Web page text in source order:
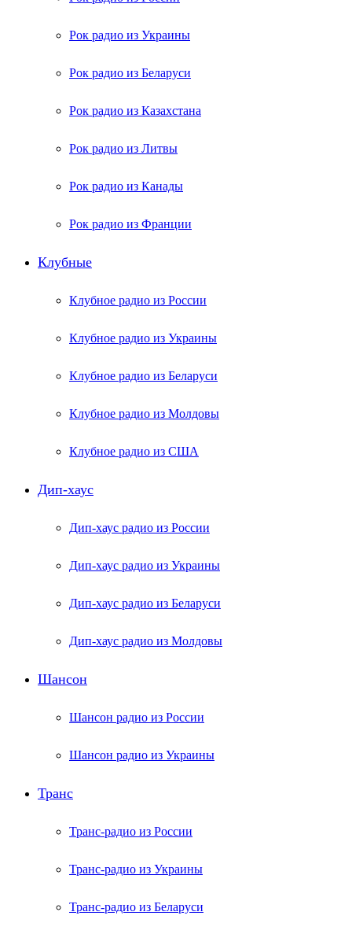
Рок радио из Украины
Рок радио из Беларуси
Рок радио из Казахстана
Рок радио из Литвы
Рок радио из Канады
Рок радио из Франции
Клубные
Клубное радио из России
Клубное радио из Украины
Клубное радио из Беларуси
Клубное радио из Молдовы
Клубное радио из США
Дип-хаус
Дип-хаус радио из России
Дип-хаус радио из Украины
Дип-хаус радио из Беларуси
Дип-хаус радио из Молдовы
Шансон
Шансон радио из России
Шансон радио из Украины
Транс
Транс-радио из России
Транс-радио из Украины
Транс-радио из Беларуси